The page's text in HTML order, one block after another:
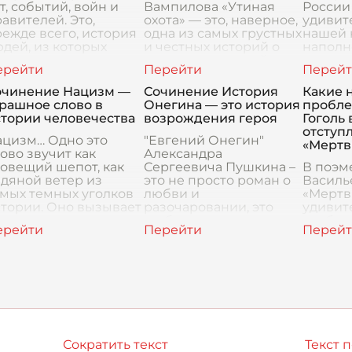
событий, войн и
Это,
всего, история
из которых
Каждый человек,
и живущий на
Вампилова «Утиная
охота» — это, наверное,
одна из самых грустных
и честных историй о
заблудился в жизни.
Главный герой, Зилов,
кажется, прожигает
России
нашей
и
просто
Нацизм —
слово в
человечества
Одно это
звучит как
шепот, как
ветер из
темных уголков
Оно вызывает
городов,
Сочинение История
Онегина — это история
возрождения героя
"Евгений Онегин"
Александра
Сергеевича Пушкина –
это не просто роман о
любви и
разочаровании, это
человеческой души, её
Какие
Гоголь
В
Сократить текст Текст